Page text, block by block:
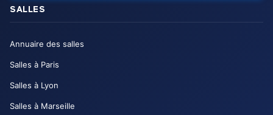
SALLES
Annuaire des salles
Salles à Paris
Salles à Lyon
Salles à Marseille